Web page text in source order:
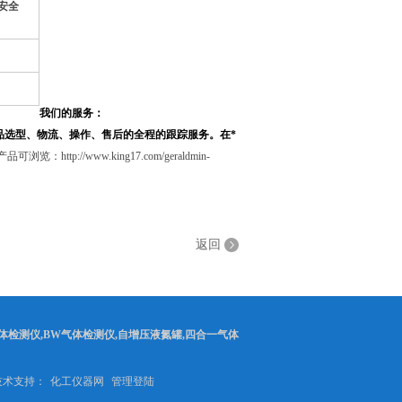
全
我们的服务：
型、物流、操作、售后的全程的跟踪服务。在*
可浏览：http://www.king17.com/geraldmin-
返回
检测仪,BW气体检测仪,自增压液氮罐,四合一气体
支持：
化工仪器网 管理登陆